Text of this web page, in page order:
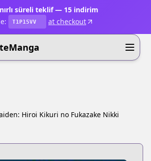
süreli teklif — 15 indirim
T1P15VV at checkout
Hiroi Kikuri no Fukazake Nikki